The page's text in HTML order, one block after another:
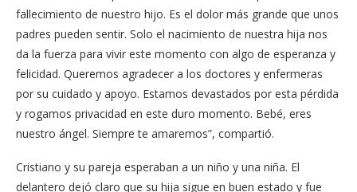
fallecimiento de nuestro hijo. Es el dolor más grande que unos
padres pueden sentir. Solo el nacimiento de nuestra hija nos
da la fuerza para vivir este momento con algo de esperanza y
felicidad. Queremos agradecer a los doctores y enfermeras
por su cuidado y apoyo. Estamos devastados por esta pérdida
y rogamos privacidad en este duro momento. Bebé, eres
nuestro ángel. Siempre te amaremos”, compartió.
Cristiano y su pareja esperaban a un niño y una niña. El
delantero dejó claro que su hija sigue en buen estado y fue